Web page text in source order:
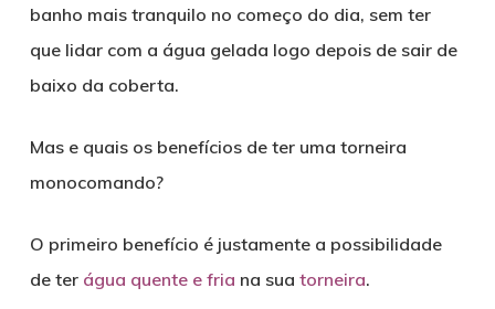
banho mais tranquilo no começo do dia, sem ter
que lidar com a água gelada logo depois de sair de
baixo da coberta.
Mas e quais os benefícios de ter uma torneira
monocomando?
O primeiro benefício é justamente a possibilidade
de ter água quente e fria na sua torneira.